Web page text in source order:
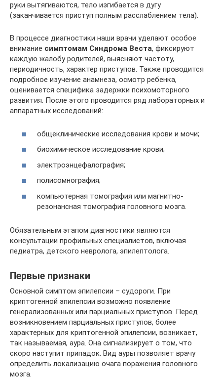
руки вытягиваются, тело изгибается в дугу
(заканчивается приступ полным расслаблением тела).
В процессе диагностики наши врачи уделают особое
внимание симптомам Синдрома Веста, фиксируют
каждую жалобу родителей, выясняют частоту,
периодичность, характер приступов. Также проводится
подробное изучение анамнеза, осмотр ребенка,
оценивается специфика задержки психомоторного
развития. После этого проводится ряд лабораторных и
аппаратных исследований:
общеклинические исследования крови и мочи;
биохимическое исследование крови;
электроэнцефалография;
полисомнография;
компьютерная томография или магнитно-
резонансная томография головного мозга.
Обязательным этапом диагностики являются
консультации профильных специалистов, включая
педиатра, детского невролога, эпилептолога.
Первые признаки
Основной симптом эпилепсии – судороги. При
криптогенной эпилепсии возможно появление
генерализованных или парциальных приступов. Перед
возникновением парциальных приступов, более
характерных для криптогенной эпилепсии, возникает,
так называемая, аура. Она сигнализирует о том, что
скоро наступит припадок. Вид ауры позволяет врачу
определить локализацию очага поражения головного
мозга.